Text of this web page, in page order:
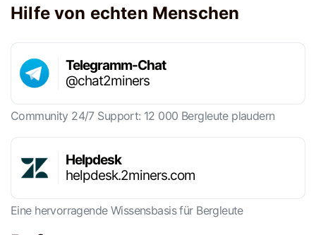
Hilfe von echten Menschen
Telegramm-Chat
@chat2miners
Community 24/7 Support: 12 000 Bergleute plaudern
Helpdesk
helpdesk.2miners.com
Eine hervorragende Wissensbasis für Bergleute